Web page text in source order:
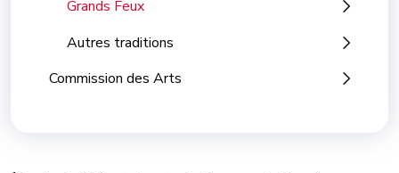
Grands Feux
Autres traditions
Commission des Arts